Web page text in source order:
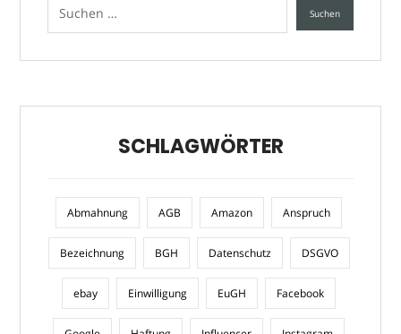
SCHLAGWÖRTER
Abmahnung AGB Amazon Anspruch
Bezeichnung BGH Datenschutz DSGVO
ebay Einwilligung EuGH Facebook